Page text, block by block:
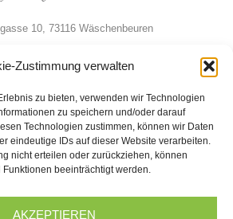
Zustimmung verwalten
zu bieten, verwenden wir Technologien
zu speichern und/oder darauf
Technologien zustimmen, können wir Daten
eindeutige IDs auf dieser Website verarbeiten.
nicht erteilen oder zurückziehen, können
beeinträchtigt werden.
AKZEPTIEREN
10, 73116 Wäschenbeuren
info@mangold-pellets.de
Informationen
Impressum